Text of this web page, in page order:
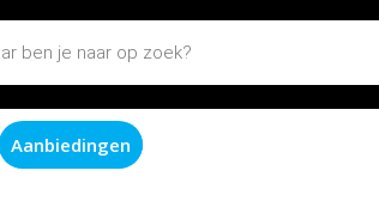
Aanbiedingen